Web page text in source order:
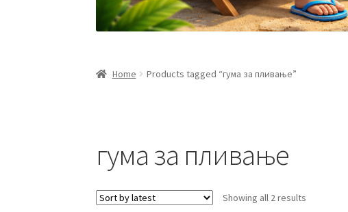
Home Products tagged “гума за пливање”
гума за пливање
Showing all 2 results